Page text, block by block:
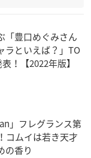
「豊口めぐみさん
ラといえば？」TO
！【2022年版】
」フレグランス第
コムイは若き天才
の香り